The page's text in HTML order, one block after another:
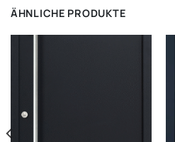
ÄHNLICHE PRODUKTE